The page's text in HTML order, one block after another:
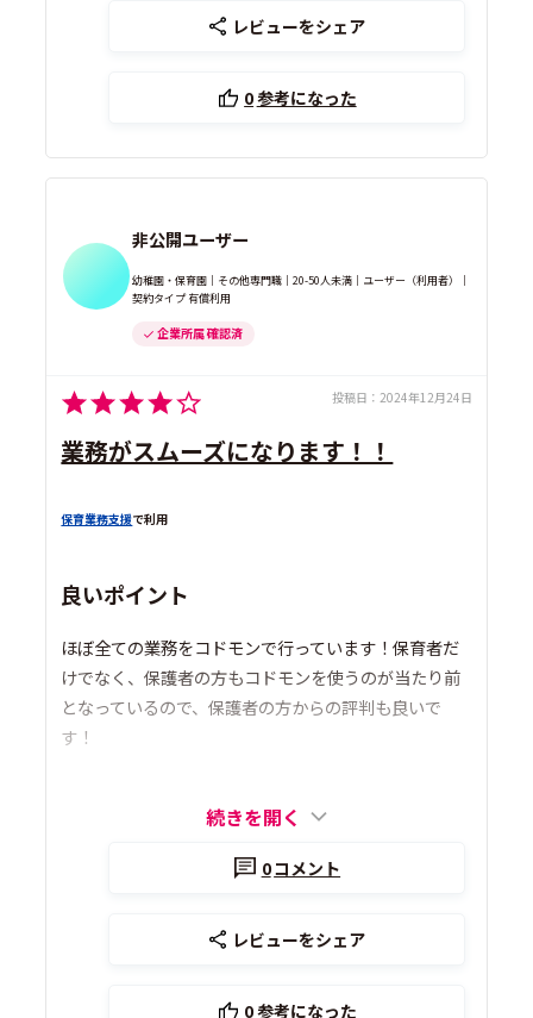
レビューをシェア
0参考になった
非公開ユーザー
幼稚園・保育園｜その他専門職｜20-50人未満｜ユーザー（利用者）｜
契約タイプ 有償利用
企業所属 確認済
投稿日： 2024年12月24日
業務がスムーズになります！！
保育業務支援で利用
良いポイント
ほぼ全ての業務をコドモンで行っています！保育者だ
けでなく、保護者の方もコドモンを使うのが当たり前
となっているので、保護者の方からの評判も良いで
す！
続きを開く
0コメント
レビューをシェア
0参考になった